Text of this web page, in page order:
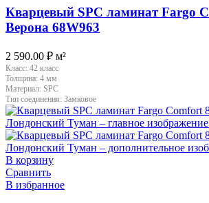
Кварцевый SPC ламинат Fargo
Верона 68W963
2 590.00 ₽ м²
Класс: 42 класс
Толщина: 4 мм
Материал: SPC
Тип соединения: Замковое
В корзину
Сравнить
В избранное